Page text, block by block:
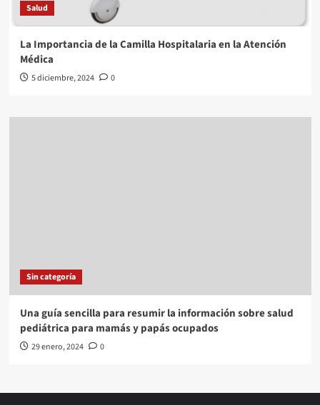
Salud
La Importancia de la Camilla Hospitalaria en la Atención
Médica
5 diciembre, 2024 0
Sin categoría
Una guía sencilla para resumir la información sobre salud
pediátrica para mamás y papás ocupados
29 enero, 2024 0